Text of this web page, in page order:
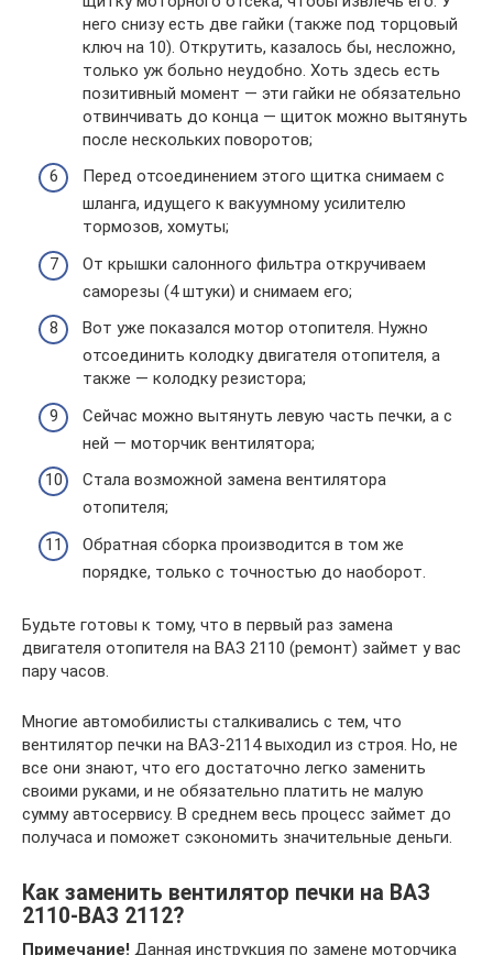
него снизу есть две гайки (также под торцовый
ключ на 10). Открутить, казалось бы, несложно,
только уж больно неудобно. Хоть здесь есть
позитивный момент — эти гайки не обязательно
отвинчивать до конца — щиток можно вытянуть
после нескольких поворотов;
Перед отсоединением этого щитка снимаем с
шланга, идущего к вакуумному усилителю
тормозов, хомуты;
От крышки салонного фильтра откручиваем
саморезы (4 штуки) и снимаем его;
Вот уже показался мотор отопителя. Нужно
отсоединить колодку двигателя отопителя, а
также — колодку резистора;
Сейчас можно вытянуть левую часть печки, а с
ней — моторчик вентилятора;
Стала возможной замена вентилятора
отопителя;
Обратная сборка производится в том же
порядке, только с точностью до наоборот.
Будьте готовы к тому, что в первый раз замена
двигателя отопителя на ВАЗ 2110 (ремонт) займет у вас
пару часов.
Многие автомобилисты сталкивались с тем, что
вентилятор печки на ВАЗ-2114 выходил из строя. Но, не
все они знают, что его достаточно легко заменить
своими руками, и не обязательно платить не малую
сумму автосервису. В среднем весь процесс займет до
получаса и поможет сэкономить значительные деньги.
Как заменить вентилятор печки на ВАЗ
2110-ВАЗ 2112?
Примечание! Данная инструкция по замене моторчика